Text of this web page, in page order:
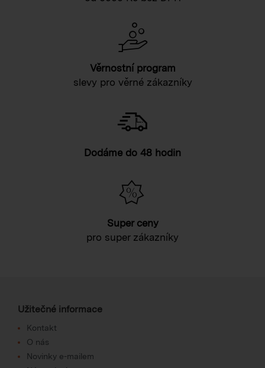
Věrnostní program
slevy pro věrné zákazníky
Dodáme do 48 hodin
Super ceny
pro super zákazníky
Užitečné informace
Kontakt
O nás
Novinky e-mailem